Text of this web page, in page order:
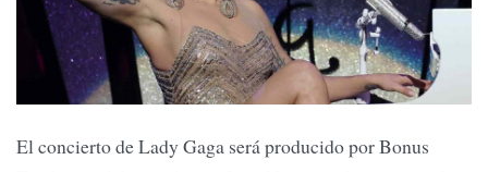
El concierto de Lady Gaga será producido por Bonus